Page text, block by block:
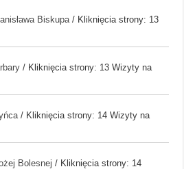
Biskupa / Kliknięcia strony: 13
/ Kliknięcia strony: 13 Wizyty na
/ Kliknięcia strony: 14 Wizyty na
Bolesnej / Kliknięcia strony: 14